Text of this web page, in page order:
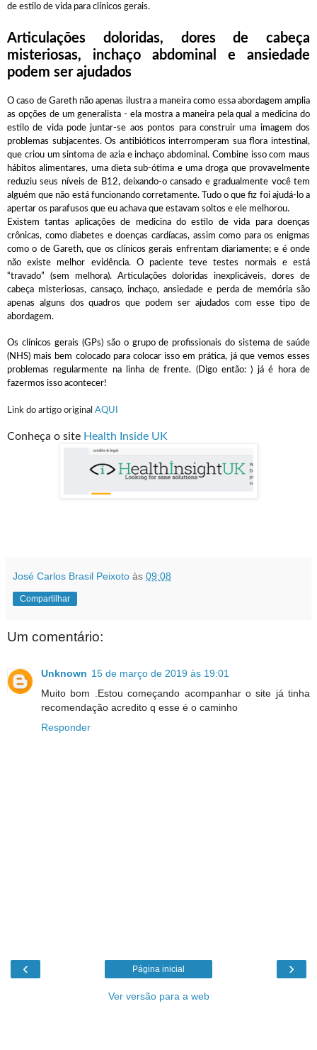
de estilo de vida para clínicos gerais.
Articulações doloridas, dores de cabeça
misteriosas, inchaço abdominal e ansiedade
podem ser ajudados
O caso de Gareth não apenas ilustra a maneira como essa abordagem amplia
as opções de um generalista - ela mostra a maneira pela qual a medicina do
estilo de vida pode juntar-se aos pontos para construir uma imagem dos
problemas subjacentes. Os antibióticos interromperam sua flora intestinal,
que criou um sintoma de azia e inchaço abdominal. Combine isso com maus
hábitos alimentares, uma dieta sub-ótima e uma droga que provavelmente
reduziu seus níveis de B12, deixando-o cansado e gradualmente você tem
alguém que não está funcionando corretamente. Tudo o que fiz foi ajudá-lo a
apertar os parafusos que eu achava que estavam soltos e ele melhorou.
Existem tantas aplicações de medicina do estilo de vida para doenças
crônicas, como diabetes e doenças cardíacas, assim como para os enigmas
como o de Gareth, que os clínicos gerais enfrentam diariamente; e é onde
não existe melhor evidência. O paciente teve testes normais e está
“travado” (sem melhora). Articulações doloridas inexplicáveis, dores de
cabeça misteriosas, cansaço, inchaço, ansiedade e perda de memória são
apenas alguns dos quadros que podem ser ajudados com esse tipo de
abordagem.
Os clínicos gerais (GPs) são o grupo de profissionais do sistema de saúde
(NHS) mais bem colocado para colocar isso em prática, já que vemos esses
problemas regularmente na linha de frente. (Digo então: ) já é hora de
fazermos isso acontecer!
Link do artigo original AQUI
Conheça o site Health Inside UK
José Carlos Brasil Peixoto às 09:08
Compartilhar
Um comentário:
Unknown 15 de março de 2019 às 19:01
Muito bom .Estou começando acompanhar o site já tinha
recomendação acredito q esse é o caminho
Responder
‹ ›
Página inicial
Ver versão para a web